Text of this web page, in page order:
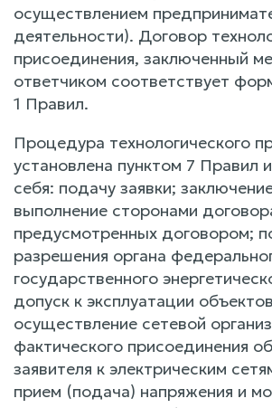
осуществлением
деятельности). Договор
присоединения, заключенный
ответчиком соответствует
1 Правил.
Процедура технологического
установлена пунктом 7 Правил
себя: подачу заявки;
выполнение сторонами
предусмотренных договором;
разрешения органа
государственного
допуск к эксплуатации
осуществление сетевой
фактического присоединения
заявителя к электрическим
прием (подача) напряжения и